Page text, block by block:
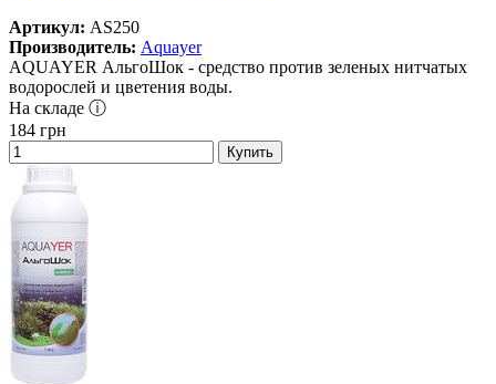
Артикул: AS250
Производитель: Aquayer
AQUAYER АльгоШок - средство против зеленых нитчатых
водорослей и цветения воды.
На складе ⓘ
184 грн
Купить